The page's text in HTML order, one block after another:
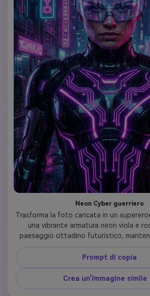
Neon Cyber guerriero
Trasforma la foto caricata in un
una vibrante armatura neon viola e
paesaggio cittadino futuristico,
facciale e la somiglianza. Crea un
modelli di circuiti al neon luminosi,
miglioramenti cibernetici. Aggiungi
pioggia che riflettono cartelli al neon
preservando le caratteristiche facciali e
Prompt di copia
Crea un'immagine simile